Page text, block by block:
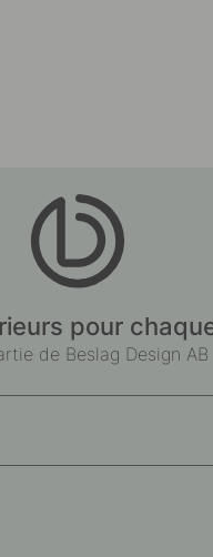
pour
de Beslag Design AB